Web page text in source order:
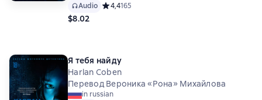
Audio Средний рейтинг 4,4 на основе 165 оценок
4,4165
$8.02
Я тебя найду
Harlan Coben
Перевод Вероника «Рона» Михайлова
in russian